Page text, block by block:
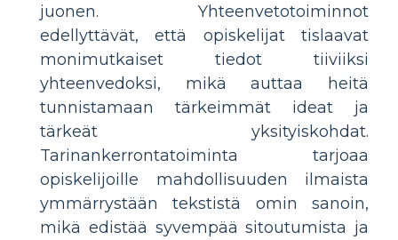
juonen. Yhteenvetotoiminnot
edellyttävät, että opiskelijat tislaavat
monimutkaiset tiedot tiiviiksi
yhteenvedoksi, mikä auttaa heitä
tunnistamaan tärkeimmät ideat ja
tärkeät yksityiskohdat.
Tarinankerrontatoiminta tarjoaa
opiskelijoille mahdollisuuden ilmaista
ymmärrystään tekstistä omin sanoin,
mikä edistää syvempää sitoutumista ja